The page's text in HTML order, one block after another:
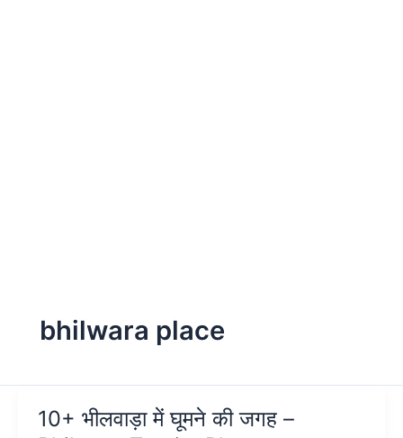
bhilwara place
10+ भीलवाड़ा में घूमने की जगह –